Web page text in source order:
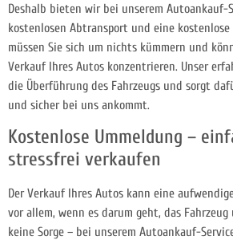
Deshalb bieten wir bei unserem Autoankauf-
kostenlosen Abtransport und eine kostenlose
müssen Sie sich um nichts kümmern und
Verkauf Ihres Autos konzentrieren. Unser
die Überführung des Fahrzeugs und sorgt
und sicher bei uns ankommt.
Kostenlose Ummeldung –
stressfrei verkaufen
Der Verkauf Ihres Autos kann eine
vor allem, wenn es darum geht, das Fahrzeug
keine Sorge – bei unserem Autoankauf-